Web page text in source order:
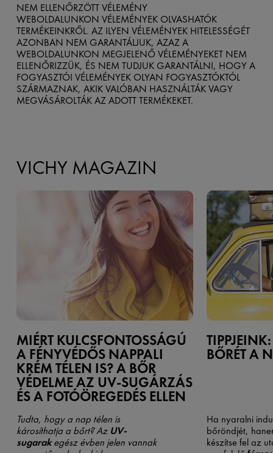
NEM ELLENŐRZÖTT VÉLEMÉNY
WEBOLDALUNKON VÉLEMÉNYEK OLVASHATÓK
TERMÉKEINKRŐL. AZ ILYEN VÉLEMÉNYEK HITELESSÉGÉT
AZONBAN NEM GARANTÁLJUK, AZAZ A
WEBOLDALUNKON MEGJELENŐ VÉLEMÉNYEKET NEM
ELLENŐRIZZÜK, ÉS NEM TUDJUK GARANTÁLNI, HOGY A
FOGYASZTÓI VÉLEMÉNYEK OLYAN FOGYASZTÓKTÓL
SZÁRMAZNAK, AKIK VALÓBAN HASZNÁLTÁK VAGY
MEGVÁSÁROLTÁK AZ ADOTT TERMÉKEKET.
VICHY MAGAZIN
MIÉRT KULCSFONTOSSÁGÚ
A FÉNYVÉDŐS NAPPALI
KRÉM TÉLEN IS? A BŐR
VÉDELME AZ UV-SUGÁRZÁS
ÉS A FOTÓÖREGEDÉS ELLEN
Tudta, hogy a nap télen is
károsíthatja a bőrt? Az UV-
sugarakegész évben jelen vannak
BŐRÉT A
Ha nyaralni
bőröndjét,
készítse fel az